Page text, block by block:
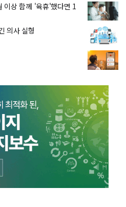
이상 함께 '육휴'했다면 1
의사 실형